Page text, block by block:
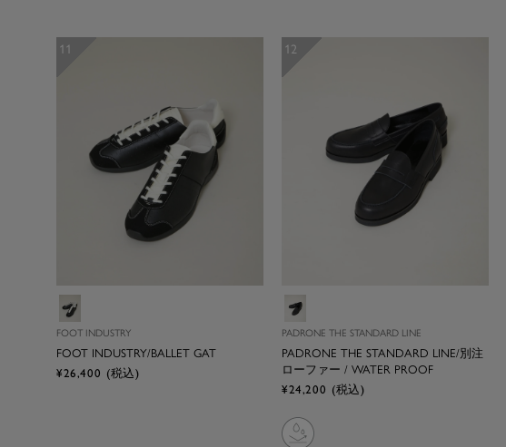
格
格
11
ブ
ラ
ッ
ク
FOOT INDUSTRY
FOOT INDUSTRY/BALLET GAT
セ
¥26,400 (税込)
12
ブ
ッ
ク
PADRONE THE STANDARD LINE
PADRONE THE STANDARD LINE/別注
ローファー / WATER PROOF
セ
ル
価
¥24,200 (税込)